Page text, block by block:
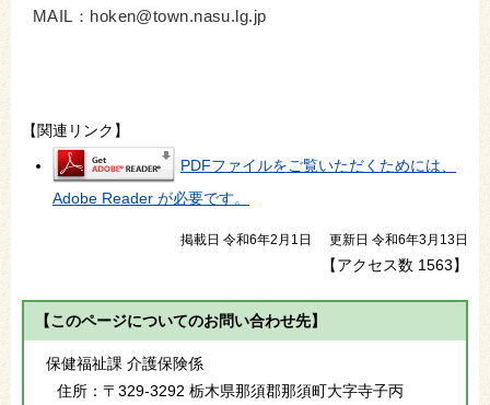
MAIL：hoken@town.nasu.lg.jp
【関連リンク】
PDFファイルをご覧いただくためには、
Adobe Reader が必要です。
掲載日 令和6年2月1日 更新日 令和6年3月13日
【アクセス数 1563】
【このページについてのお問い合わせ先】
保健福祉課 介護保険係
住所： 〒329-3292 栃木県那須郡那須町大字寺子丙